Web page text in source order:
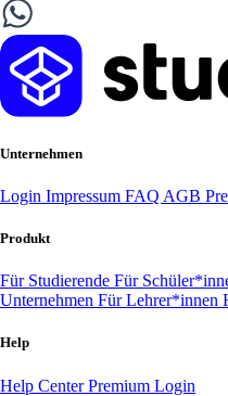
Unternehmen
Login Impressum FAQ AGB
Produkt
Für Studierende Für
Unternehmen Für Lehrer*innen
Help
Help CenterPremium Login